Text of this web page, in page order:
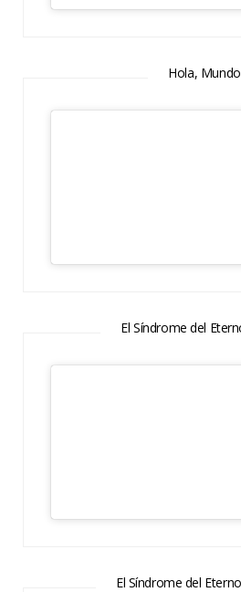
Hola, Mundo
El Síndrome del
El Síndrome del